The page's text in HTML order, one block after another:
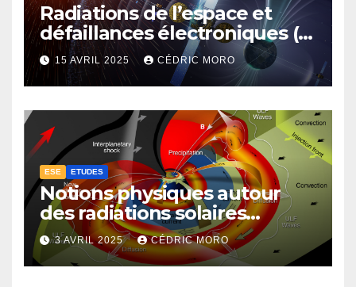
Radiations de l’espace et
défaillances électroniques (1-
4-3-1)
15 AVRIL 2025 CÉDRIC MORO
ESE ETUDES
Notions physiques autour
des radiations solaires
extrêmes (1-4-1)
3 AVRIL 2025 CÉDRIC MORO